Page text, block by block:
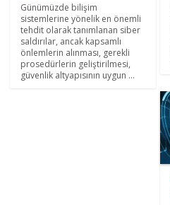
Günümüzde bilişim
sistemlerine yönelik en önemli
tehdit olarak tanımlanan siber
saldırılar, ancak kapsamlı
önlemlerin alınması, gerekli
prosedürlerin geliştirilmesi,
güvenlik altyapısının uygun ...